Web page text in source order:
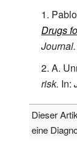
Drugs
Journal.
A.
risk. In:
Dieser
eine